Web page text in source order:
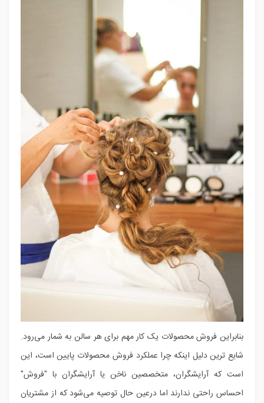
بنابراین فروش محصولات یک کار مهم برای هر سالن به شمار می‌رود.
شایع ترین دلیل اینکه چرا عملکرد فروش محصولات پایین است، این
است که آرایشگران، متخصصین ناخن یا آرایشگران با "فروش"
احساس راحتی ندارند اما درعین حال توصیه می‌شود که از مشتریان